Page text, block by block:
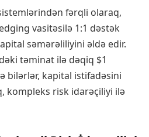
fərqli olaraq,
vasitəsilə 1:1 dəstək
səmərəliliyini əldə edir.
təminat ilə dəqiq $1
bilərlər, kapital istifadəsini
kompleks risk idarəçiliyi ilə